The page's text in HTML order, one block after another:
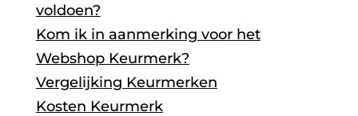
voldoen?
Kom ik in aanmerking voor het
Webshop Keurmerk?
Vergelijking Keurmerken
Kosten Keurmerk